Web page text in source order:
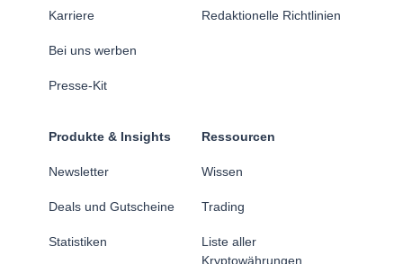
Karriere
Bei uns werben
Presse-Kit
Redaktionelle Richtlinien
Produkte & Insights
Newsletter
Deals und Gutscheine
Statistiken
Ressourcen
Wissen
Trading
Liste aller
Kryptowährungen